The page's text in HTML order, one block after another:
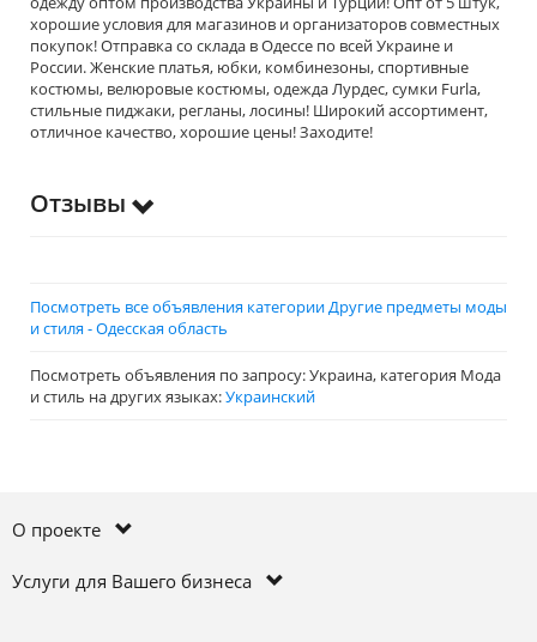
хорошие условия для магазинов и организаторов совместных
покупок! Отправка со склада в Одессе по всей Украине и
России. Женские платья, юбки, комбинезоны, спортивные
костюмы, велюровые костюмы, одежда Лурдес, сумки Furla,
стильные пиджаки, регланы, лосины! Широкий ассортимент,
отличное качество, хорошие цены! Заходите!
Отзывы
Посмотреть все объявления категории Другие предметы моды
и стиля - Одесская область
Посмотреть объявления по запросу: Украина, категория Мода
и стиль на других языках:Украинский
О проекте
Услуги для Вашего бизнеса